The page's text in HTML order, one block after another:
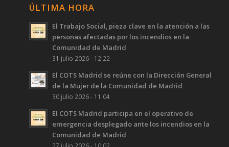
ÚLTIMA HORA
El Trabajo Social, pieza clave en la atención a las
personas afectadas por los incendios en la
Comunidad de Madrid
31 julio 2026 - 12:22
El COTS Madrid se reúne con la Dirección General
de la Mujer de la Comunidad de Madrid
30 julio 2026 - 11:04
El COTS Madrid participa en el operativo de
emergencia desplegado ante los incendios en la
Comunidad de Madrid